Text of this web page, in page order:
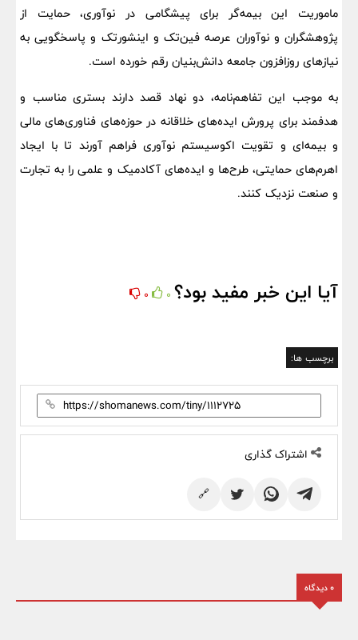
ماموریت این بیمه‌گر برای پیشگامی در نوآوری، حمایت از
پژوهشگران و نوآوران عرصه فین‌تک و اینشورتک و پاسخگویی به
نیازهای روزافزون جامعه دانش‌بنیان رقم خورده است.
به موجب این تفاهم‌نامه، دو نهاد قصد دارند بستری مناسب و
هدفمند برای پرورش ایده‌های خلاقانه در حوزه‌های فناوری‌های مالی
و بیمه‌ای و تقویت اکوسیستم نوآوری فراهم آورند تا با ایجاد
اهرم‌های حمایتی، طرح‌ها و ایده‌های آکادمیک و علمی را به تجارت
و صنعت نزدیک کنند.
آیا این خبر مفید بود؟ 0
0
برچسب ها:
اشتراک گذاری
🔗
0 دیدگاه